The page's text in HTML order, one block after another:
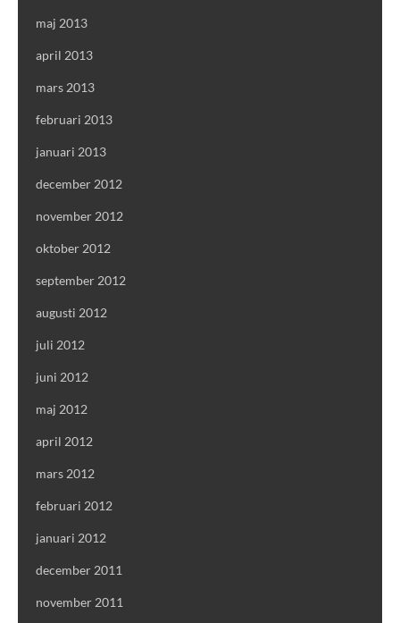
maj 2013
april 2013
mars 2013
februari 2013
januari 2013
december 2012
november 2012
oktober 2012
september 2012
augusti 2012
juli 2012
juni 2012
maj 2012
april 2012
mars 2012
februari 2012
januari 2012
december 2011
november 2011